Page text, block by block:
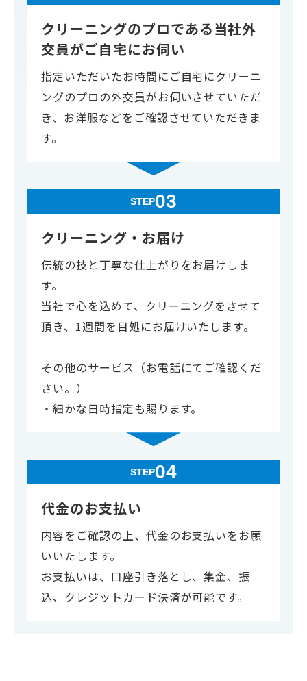
クリーニングのプロである当社外
交員がご自宅にお伺い
指定いただいたお時間にご自宅にクリーニ
ングのプロの外交員がお伺いさせていただ
き、お洋服などをご確認させていただきま
す。
STEP03
クリーニング・お届け
伝統の技と丁寧な仕上がりをお届けしま
す。
当社で心を込めて、クリーニングをさせて
頂き、1週間を目処にお届けいたします。
その他のサービス（お電話にてご確認くだ
さい。）
・細かな日時指定も賜ります。
STEP04
代金のお支払い
内容をご確認の上、代金のお支払いをお願
いいたします。
お支払いは、口座引き落とし、集金、振
込、クレジットカード決済が可能です。